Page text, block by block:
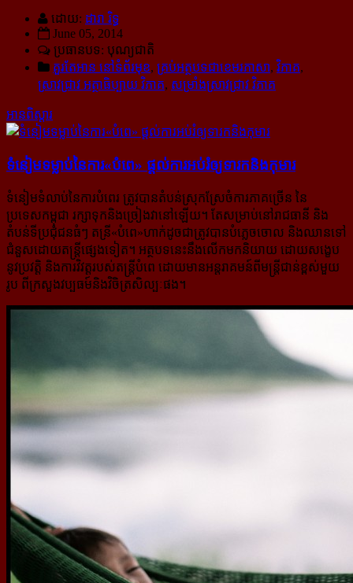
ដោយ: ដារា រិទ្ធ
June 05, 2014
ប្រធានបទ: បុណ្យជាតិ
គួរតែអាន នៅទំព័រមុខ, គ្រប់អត្ថបទជាខេមរភាសា, វិភាគ,
ស្រាវជ្រាវ អត្ថាធិប្បាយ វិភាគ, សម្រាំងស្រាវជ្រាវ វិភាគ
អានពិស្ដារ
ទំនៀម​ទម្លាប់​នៃ​ការ​«បំពេ» ផ្ដល់​ការ​អប់រំ​ឲ្យ​ទារក​និង​កុមារ
ទំនៀមទំលាប់នៃការបំពេរ ត្រូវបានតំបន់ស្រុកស្រែចំការភាគច្រើន នៃ
ប្រទេសកម្ពុជា រក្សាទុកនិងច្រៀងវា​នៅ​ឡើយ។ តែ​សម្រាប់នៅរាជធានី និង
តំបន់ទីប្រជុំជនធំៗ តន្រី«បំពេ»ហាក់ដូចជាត្រូវបានបំភ្លេចចោល និងឈានទៅ​
ជំនួសដោយ​តន្ត្រី​ផ្សេងទៀត។ អត្ថបទនេះនឹងលើកមកនិយាយ ដោយសង្ខេប
នូវប្រវត្តិ និងការវិវត្តរបស់តន្ត្រីបំពេ ដោយមានអន្តរាគមន៍ពី​មន្ត្រីជាន់ខ្ពស់មួយ
រូប ពីក្រសួងវប្បធម៍និងវិចិត្រសិល្បៈផង។